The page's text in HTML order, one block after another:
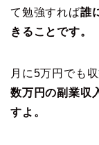
て勉強すれば誰
きることです。
月に5万円でも
数万円の副業収
すよ。